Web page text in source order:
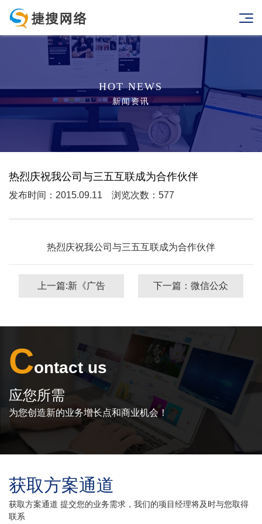
HOT NEWS
新闻资讯
热烈庆祝我公司与三五互联成为合作伙伴
发布时间：2015.09.11 浏览次数：577
热烈庆祝我公司与三五互联成为合作伙伴
上一篇:新《广告 下一篇：微信公众
Contact us
应您所需
为您创造新的业务增长点和商业机会！
获取方案通道
获取方案通道 提交您的业务需求，我们的项目经理将及时与您取得
联系